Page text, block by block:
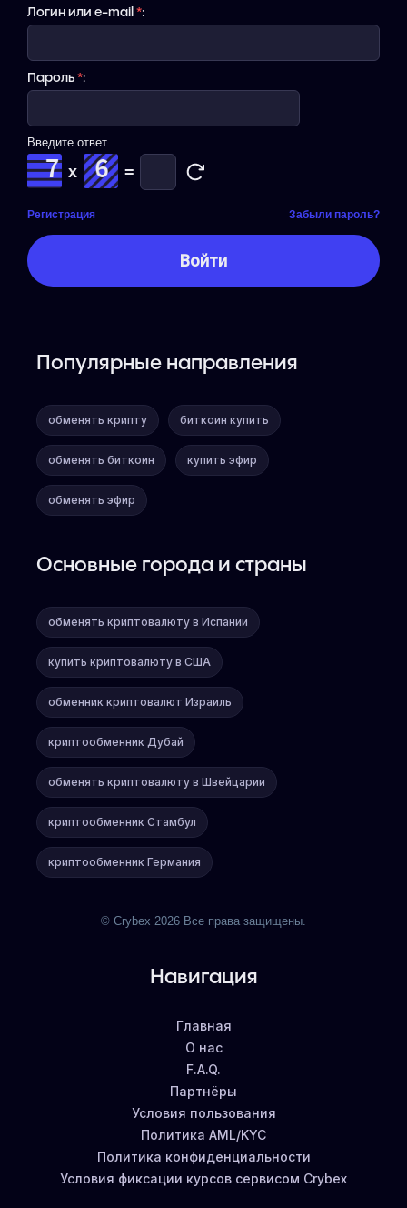
Логин или e-mail *:
Пароль *:
Введите ответ
x =
Регистрация Забыли пароль?
Популярные направления
обменять крипту биткоин купить
обменять биткоин купить эфир
обменять эфир
Основные города и страны
обменять криптовалюту в Испании
купить криптовалюту в США
обменник криптовалют Израиль
криптообменник Дубай
обменять криптовалюту в Швейцарии
криптообменник Стамбул
криптообменник Германия
© Crybex 2026 Все права защищены.
Навигация
Главная
О нас
F.A.Q.
Партнёры
Условия пользования
Политика AML/KYC
Политика конфиденциальности
Условия фиксации курсов сервисом Crybex